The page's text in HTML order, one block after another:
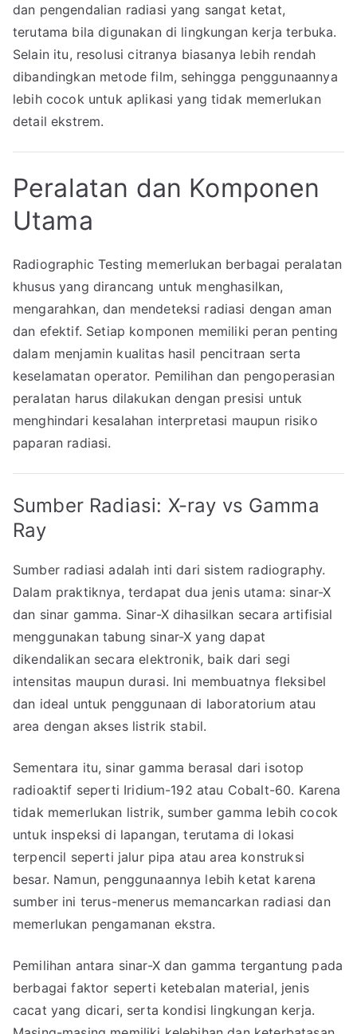
dan pengendalian radiasi yang sangat ketat,
terutama bila digunakan di lingkungan kerja terbuka.
Selain itu, resolusi citranya biasanya lebih rendah
dibandingkan metode film, sehingga penggunaannya
lebih cocok untuk aplikasi yang tidak memerlukan
detail ekstrem.
Peralatan dan Komponen
Utama
Radiographic Testing memerlukan berbagai peralatan
khusus yang dirancang untuk menghasilkan,
mengarahkan, dan mendeteksi radiasi dengan aman
dan efektif. Setiap komponen memiliki peran penting
dalam menjamin kualitas hasil pencitraan serta
keselamatan operator. Pemilihan dan pengoperasian
peralatan harus dilakukan dengan presisi untuk
menghindari kesalahan interpretasi maupun risiko
paparan radiasi.
Sumber Radiasi: X-ray vs Gamma
Ray
Sumber radiasi adalah inti dari sistem radiography.
Dalam praktiknya, terdapat dua jenis utama: sinar-X
dan sinar gamma. Sinar-X dihasilkan secara artifisial
menggunakan tabung sinar-X yang dapat
dikendalikan secara elektronik, baik dari segi
intensitas maupun durasi. Ini membuatnya fleksibel
dan ideal untuk penggunaan di laboratorium atau
area dengan akses listrik stabil.
Sementara itu, sinar gamma berasal dari isotop
radioaktif seperti Iridium-192 atau Cobalt-60. Karena
tidak memerlukan listrik, sumber gamma lebih cocok
untuk inspeksi di lapangan, terutama di lokasi
terpencil seperti jalur pipa atau area konstruksi
besar. Namun, penggunaannya lebih ketat karena
sumber ini terus-menerus memancarkan radiasi dan
memerlukan pengamanan ekstra.
Pemilihan antara sinar-X dan gamma tergantung pada
berbagai faktor seperti ketebalan material, jenis
cacat yang dicari, serta kondisi lingkungan kerja.